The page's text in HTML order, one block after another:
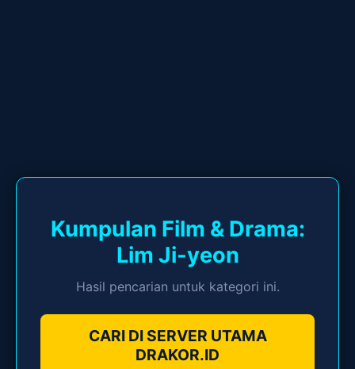
Kumpulan Film & Drama:
Lim Ji-yeon
Hasil pencarian untuk kategori ini.
CARI DI SERVER UTAMA
DRAKOR.ID